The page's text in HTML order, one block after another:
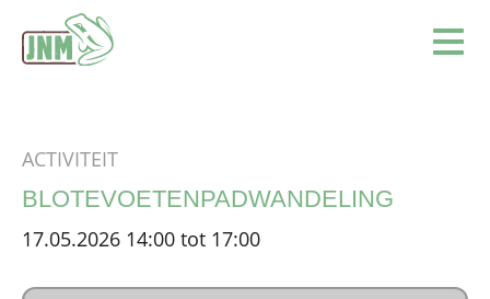
ACTIVITEIT
BLOTEVOETENPADWANDELING
17.05.2026 14:00 tot 17:00